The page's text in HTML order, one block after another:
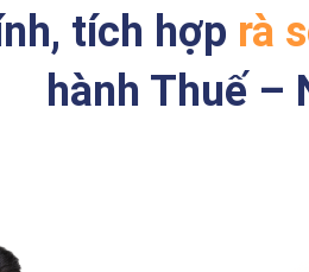
tích hợp rà
hành Thuế –